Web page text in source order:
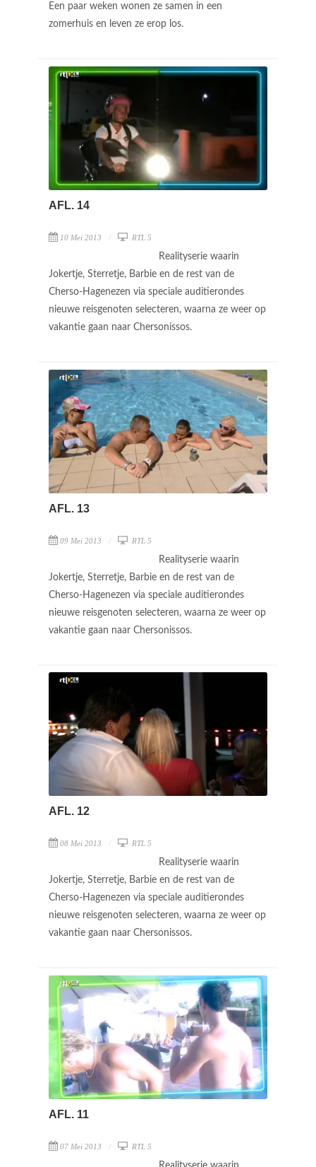
Een paar weken wonen ze samen in een
zomerhuis en leven ze erop los.
AFL. 14
10 Mei 2013 RTL 5
Realityserie waarin
Jokertje, Sterretje, Barbie en de rest van de
Cherso-Hagenezen via speciale auditierondes
nieuwe reisgenoten selecteren, waarna ze weer op
vakantie gaan naar Chersonissos.
AFL. 13
09 Mei 2013 RTL 5
Realityserie waarin
Jokertje, Sterretje, Barbie en de rest van de
Cherso-Hagenezen via speciale auditierondes
nieuwe reisgenoten selecteren, waarna ze weer op
vakantie gaan naar Chersonissos.
AFL. 12
08 Mei 2013 RTL 5
Realityserie waarin
Jokertje, Sterretje, Barbie en de rest van de
Cherso-Hagenezen via speciale auditierondes
nieuwe reisgenoten selecteren, waarna ze weer op
vakantie gaan naar Chersonissos.
AFL. 11
07 Mei 2013 RTL 5